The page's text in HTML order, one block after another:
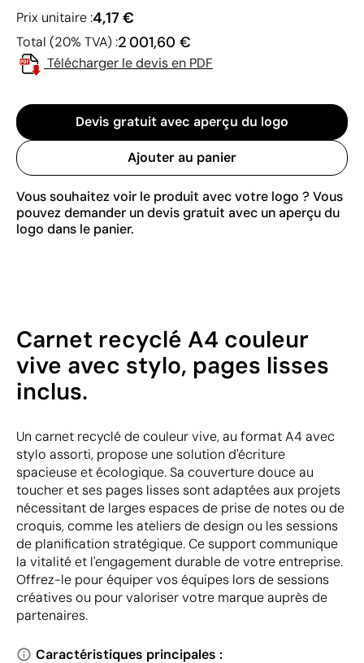
Prix unitaire :4,17 €
Total (20% TVA) :2 001,60 €
Télécharger le devis en PDF
Devis gratuit avec aperçu du logo
Ajouter au panier
Vous souhaitez voir le produit avec votre logo ? Vous
pouvez demander un devis gratuit avec un aperçu du
logo dans le panier.
Carnet recyclé A4 couleur
vive avec stylo, pages lisses
inclus.
Un carnet recyclé de couleur vive, au format A4 avec
stylo assorti, propose une solution d'écriture
spacieuse et écologique. Sa couverture douce au
toucher et ses pages lisses sont adaptées aux projets
nécessitant de larges espaces de prise de notes ou de
croquis, comme les ateliers de design ou les sessions
de planification stratégique. Ce support communique
la vitalité et l'engagement durable de votre entreprise.
Offrez-le pour équiper vos équipes lors de sessions
créatives ou pour valoriser votre marque auprès de
partenaires.
Caractéristiques principales :